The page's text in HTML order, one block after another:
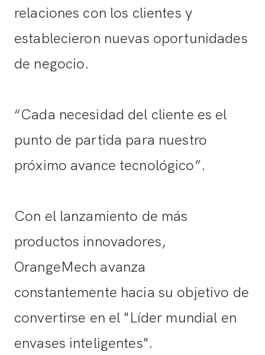
relaciones con los clientes y
establecieron nuevas oportunidades
de negocio.
“Cada necesidad del cliente es el
punto de partida para nuestro
próximo avance tecnológico”.
Con el lanzamiento de más
productos innovadores,
OrangeMech avanza
constantemente hacia su objetivo de
convertirse en el "Líder mundial en
envases inteligentes".